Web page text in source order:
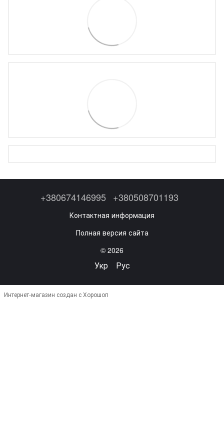
+380674146995 +380508701193
Контактная информация
Полная версия сайта
© 2026
Укр Рус
Интернет-магазин создан с Хорошоп